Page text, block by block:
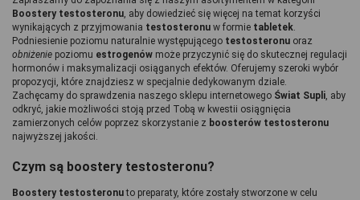
Boostery testosteronu, aby dowiedzieć się więcej na temat korzyści
wynikających z przyjmowania testosteronu w formie tabletek.
Podniesienie poziomu naturalnie występującego testosteronu
obniżenie poziomu estrogenów może przyczynić się do skutecznej regulacji
hormonów i maksymalizacji osiąganych efektów. Oferujemy szeroki wybór
propozycji, które znajdziesz w specjalnie dedykowanym dziale.
Zachęcamy do sprawdzenia naszego sklepu internetowego Świat Supli, aby
odkryć, jakie możliwości stoją przed Tobą w kwestii osiągnięcia
zamierzonych celów poprzez skorzystanie z boosterów testosteronu
najwyższej jakości.
Czym są boostery testosteronu?
Boostery testosteronu to preparaty, które zostały stworzone w celu